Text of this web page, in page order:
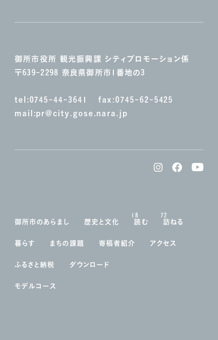
御所市役所 観光振興課 シティプロモーション係
〒639-2298 奈良県御所市1番地の3
tel:0745-44-3641
fax:0745-62-5425
mail:pr@city.gose.nara.jp
御所市のあらまし 歴史と文化 読む
18
訪ねる
72
暮らす まちの課題 寄稿者紹介 アクセス
ふるさと納税 ダウンロード
モデルコース